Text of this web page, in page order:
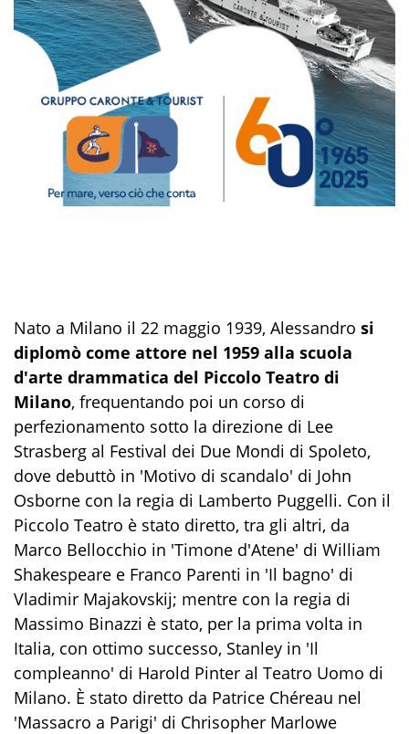
Nato a Milano il 22 maggio 1939, Alessandro si
diplomò come attore nel 1959 alla scuola
d'arte drammatica del Piccolo Teatro di
Milano, frequentando poi un corso di
perfezionamento sotto la direzione di Lee
Strasberg al Festival dei Due Mondi di Spoleto,
dove debuttò in 'Motivo di scandalo' di John
Osborne con la regia di Lamberto Puggelli. Con il
Piccolo Teatro è stato diretto, tra gli altri, da
Marco Bellocchio in 'Timone d'Atene' di William
Shakespeare e Franco Parenti in 'Il bagno' di
Vladimir Majakovskij; mentre con la regia di
Massimo Binazzi è stato, per la prima volta in
Italia, con ottimo successo, Stanley in 'Il
compleanno' di Harold Pinter al Teatro Uomo di
Milano. È stato diretto da Patrice Chéreau nel
'Massacro a Parigi' di Chrisopher Marlowe